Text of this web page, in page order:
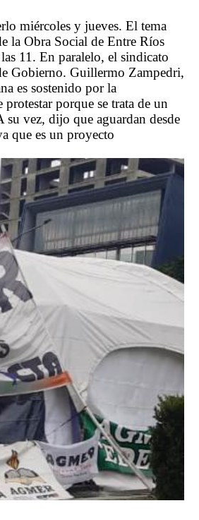
miércoles y jueves. El tema
la Obra Social de Entre Ríos
11. En paralelo, el sindicato
Gobierno. Guillermo Zampedri,
es sostenido por la
porque se trata de un
su vez, dijo que aguardan desde
que es un proyecto